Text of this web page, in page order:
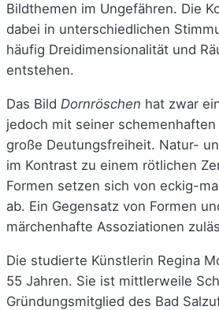
Bildthemen im Ungefähren. Die
dabei in unterschiedlichen
häufig Dreidimensionalität und
entstehen.
Das Bild Dornröschen hat zwar
jedoch mit seiner
große Deutungsfreiheit. Natur-
im Kontrast zu einem rötlichen
Formen setzen sich von eckig-
ab. Ein Gegensatz von Formen
märchenhafte Assoziationen
Die studierte Künstlerin Regina
55 Jahren. Sie ist mittlerweile
Gründungsmitglied des Bad